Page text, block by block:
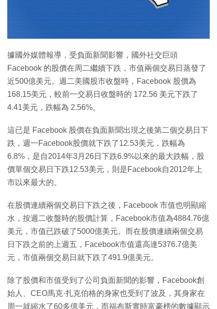
據國外媒體報導，受負面新聞影響，國外社交巨頭
Facebook 的股價在周二繼續下跌，市值兩個交易日蒸發了
近500億美元。週二美國股市收盤時，Facebook 股價為
168.15美元，較前一交易日收盤時的 172.56 美元下跌了
4.41美元，跌幅為 2.56%。
這已是 Facebook 股價在負面新聞出現之後第二個交易日下
跌，週一Facebook股價就下跌了12.53美元，跌幅為
6.8%，是自2014年3月26日下跌6.9%以來的最大跌幅，股
價單個交易日下跌12.53美元，則是Facebook自2012年上
市以來最大的。
在股價連續兩個交易日下跌之後，Facebook 市值也明顯縮
水，按週二收盤時的股價計算，Facebook市值為4884.76億
美元，市值已跌破了5000億美元。而在股價連續兩個交易
日下跌之前的上週五，Facebook市值還高達5376.7億美
元，市值兩個交易日就下跌了491.9億美元。
除了股價和市值受到了公司負面新聞的影響，Facebook創
始人、CEO馬克·扎克伯格的身家也受到了波及，其身家在
周一就縮水了60多億美元，而福布斯實時富豪榜的數據顯示